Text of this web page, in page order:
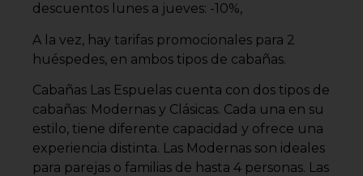
descuentos lunes a jueves: -10%,
A la vez, hay tarifas promocionales para 2
huéspedes, en ambos tipos de cabañas.
Cabañas Las Espuelas cuenta con dos tipos de
cabañas: Modernas y Clásicas. Cada una en su
estilo, tiene diferente capacidad y ofrece una
experiencia distinta. Las Modernas son ideales
para parejas o familias de hasta 4 personas. Las